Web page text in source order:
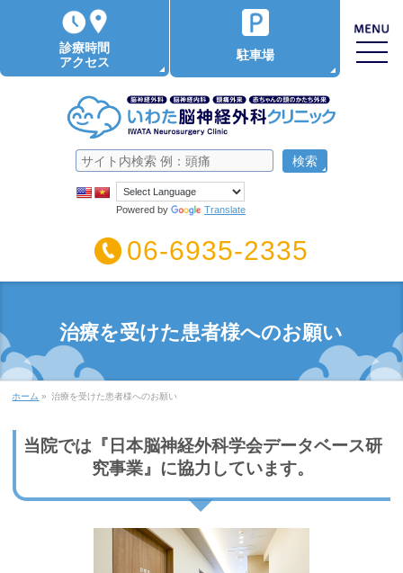
Powered by Translate
06-6935-2335
診療時間
アクセス
駐車場
治療を受けた患者様へのお願い
ホーム » 治療を受けた患者様へのお願い
当院では『日本脳神経外科学会データベース研
究事業』に協力しています。